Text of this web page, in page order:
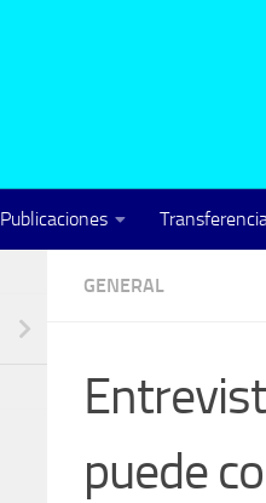
Publicaciones
GENERAL
puede